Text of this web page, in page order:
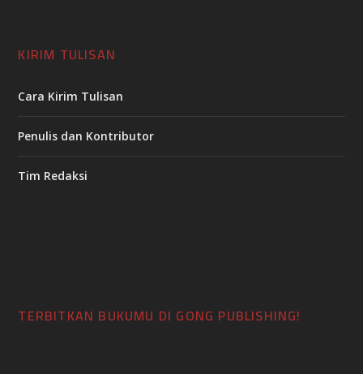
KIRIM TULISAN
Cara Kirim Tulisan
Penulis dan Kontributor
Tim Redaksi
TERBITKAN BUKUMU DI GONG PUBLISHING!